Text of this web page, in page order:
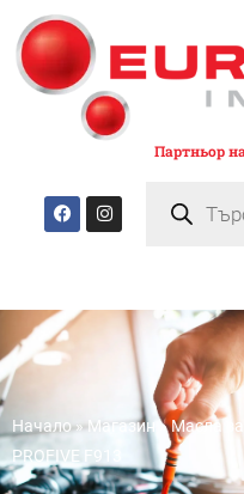
Партньор
Начало»Магазин »Масла
PROFIVE F913